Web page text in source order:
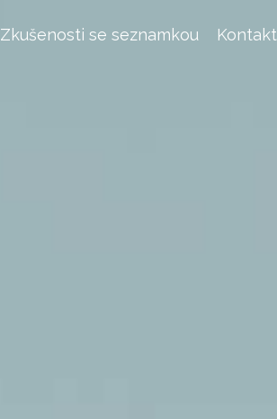
Zkušenosti se seznamkou Kontakt